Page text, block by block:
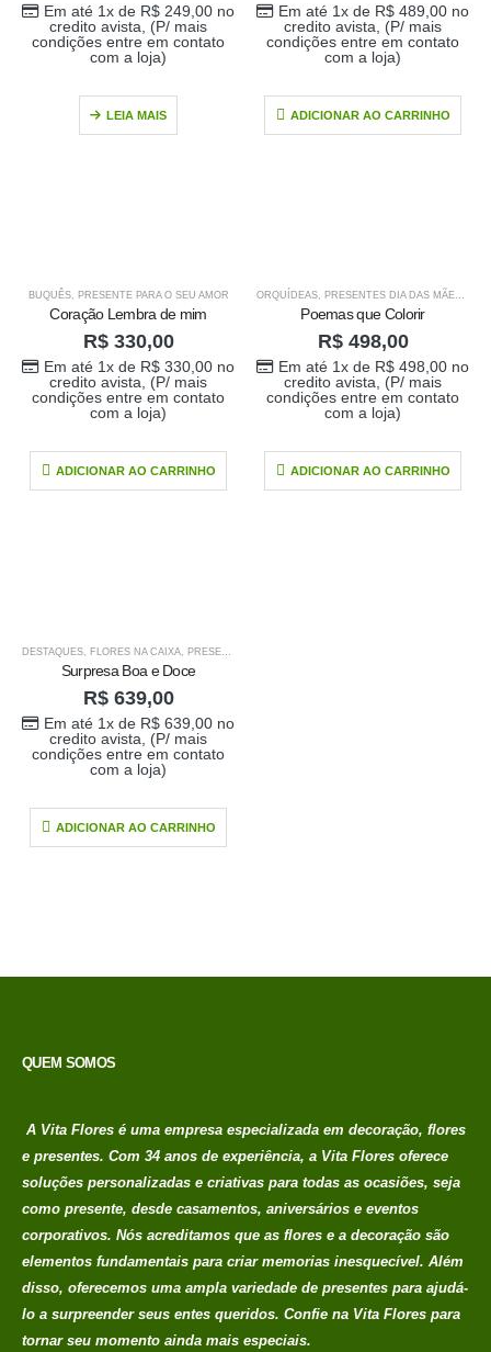
Em até 1x de R$249,00no
credito avista, (P/ mais
condições entre em contato
com a loja)
LEIA MAIS
Em até 1x de R$489,00no
credito avista, (P/ mais
condições entre em contato
com a loja)
ADICIONAR AO CARRINHO
BUQUÊS, PRESENTE PARA O SEU AMOR
Coração Lembra de mim
R$330,00
Em até 1x de R$330,00no
credito avista, (P/ mais
condições entre em contato
com a loja)
ADICIONAR AO CARRINHO
ORQUÍDEAS, PRESENTES DIA DAS MÃES ,
Poemas que Colorir
R$498,00
Em até 1x de R$498,00no
credito avista, (P/ mais
condições entre em contato
com a loja)
ADICIONAR AO CARRINHO
DESTAQUES, FLORES NA CAIXA, PRESENTE PARA O SEU AMOR
Surpresa Boa e Doce
R$639,00
Em até 1x de R$639,00no
credito avista, (P/ mais
condições entre em contato
com a loja)
ADICIONAR AO CARRINHO
Buque doce amor
0out of 5
R$389,00
Em até 1x de
R$389,00no
mais condições
entre em contato
R$689,00no
credito avista, (P/
mais condições
entre em contato
com a loja)
Buque Core P
0out of 5
R$198,00
entre em contato
QUEM SOMOS
A Vita Flores é uma empresa especializada em decoração, flores
e presentes. Com 34 anos de experiência, a Vita Flores oferece
soluções personalizadas e criativas para todas as ocasiões, seja
como presente, desde casamentos, aniversários e eventos
corporativos. Nós acreditamos que as flores e a decoração são
elementos fundamentais para criar memorias inesquecível. Além
disso, oferecemos uma ampla variedade de presentes para ajudá-
lo a surpreender seus entes queridos. Confie na Vita Flores para
tornar seu momento ainda mais especiais.